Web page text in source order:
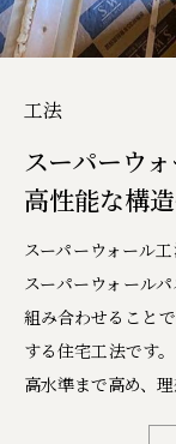
工法
スーパーウ
高性能な構
スーパーウォール
スーパーウォール
組み合わせること
する住宅工法です
高水準まで高め、